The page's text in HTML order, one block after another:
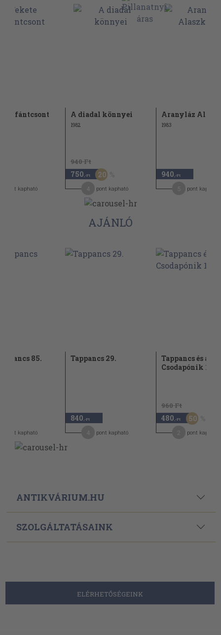
elefántcsont
pont kapható
A diadal könnyei
1982
940 Ft
750 ,-Ft 20
pont kapható
Aranyláz
1983
940 ,-Ft
pont kapható
AJÁNLÓ
85.
pont kapható
Tappancs 29.
840 ,-Ft
pont kapható
Tappancs és a
Csodapónik 188.
960 Ft
480 ,-Ft 50
pont kapható
ANTIKVÁRIUM.HU
SZOLGÁLTATÁSAINK
ELÉRHETŐSÉGEINK